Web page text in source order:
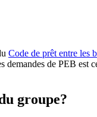
Code de prêt entre les
demandes de PEB est
groupe?